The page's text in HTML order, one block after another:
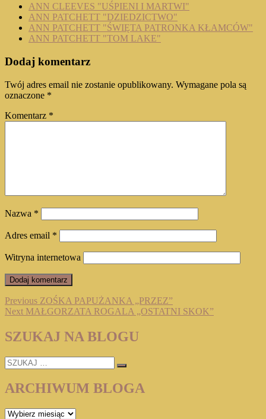
ANN CLEEVES "UŚPIENI I MARTWI"
ANN PATCHETT "DZIEDZICTWO"
ANN PATCHETT "ŚWIĘTA PATRONKA KŁAMCÓW"
ANN PATCHETT "TOM LAKE"
Dodaj komentarz
Twój adres email nie zostanie opublikowany. Wymagane pola są
oznaczone *
Komentarz *
Nazwa *
Adres email *
Witryna internetowa
Nawigacja
wpisu
Previous Previous
post:
ZOŚKA PAPUŻANKA „PRZEZ”
Next Next
MAŁGORZATA ROGALA „OSTATNI SKOK”
SZUKAJ NA BLOGU
SZUKAJ
…
ARCHIWUM BLOGA
ARCHIWUM